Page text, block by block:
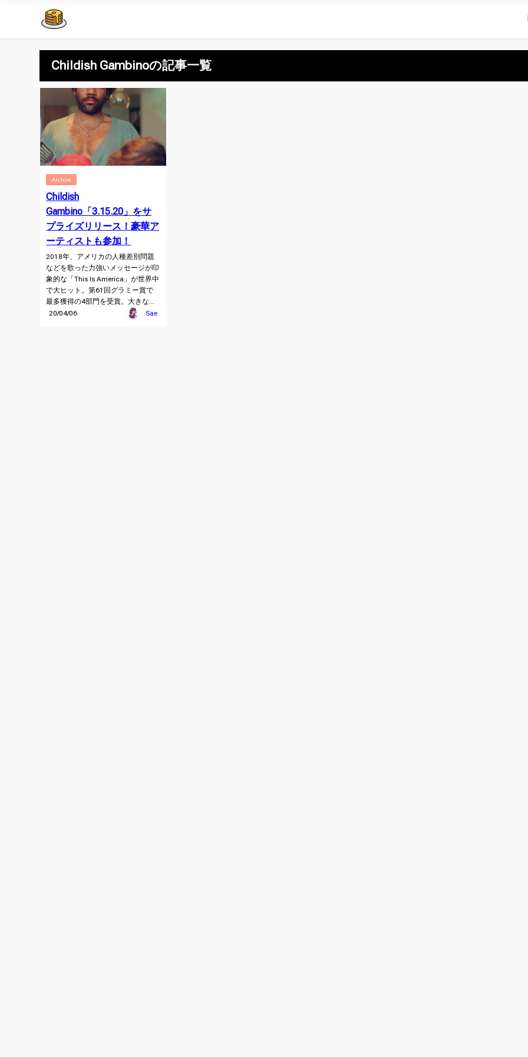
Childish Gambinoの記事一覧
Archive
Childish
Gambino「3.15.20」をサ
プライズリリース！豪華ア
ーティストも参加！
2018年、アメリカの人種差別問題
などを歌った力強いメッセージが印
象的な「This Is America」が世界中
で大ヒット。第61回グラミー賞で
最多獲得の4部門を受賞。大きな...
20/04/06
Sae